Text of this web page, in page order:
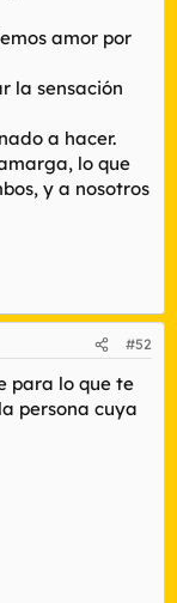
amor por
la sensación
a hacer.
lo que
y a nosotros
#52
para lo que te
persona cuya